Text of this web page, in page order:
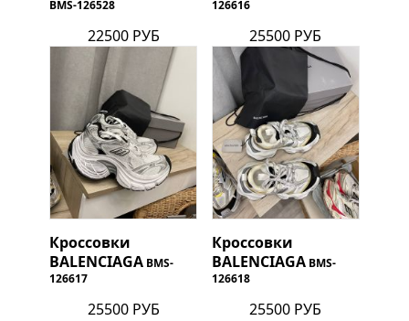
BMS-126528
22500 РУБ
126616
25500 РУБ
Кроссовки
BALENCIAGA BMS-
126617
25500 РУБ
Кроссовки
BALENCIAGA BMS-
126618
25500 РУБ